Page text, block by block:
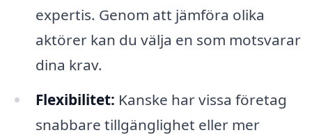
expertis. Genom att jämföra olika
aktörer kan du välja en som motsvarar
dina krav.
Flexibilitet: Kanske har vissa företag
snabbare tillgänglighet eller mer